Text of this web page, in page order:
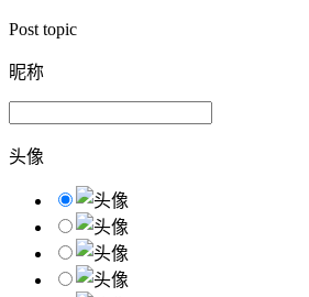
Post topic
昵称
头像